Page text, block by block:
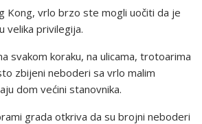
Kong, vrlo brzo ste mogli uočiti da je
velika privilegija.
svakom koraku, na ulicama, trotoarima
zbijeni neboderi sa vrlo malim
dom većini stanovnika.
grada otkriva da su brojni neboderi